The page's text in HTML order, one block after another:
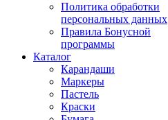
Политика обработки
персональных данных
Правила Бонусной
программы
Каталог
Карандаши
Маркеры
Пастель
Краски